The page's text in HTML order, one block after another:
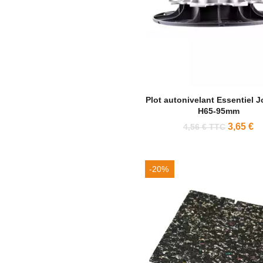
Plot autonivelant Essentiel
H65-95mm
4,56 € TTC 3,65 €
-20%